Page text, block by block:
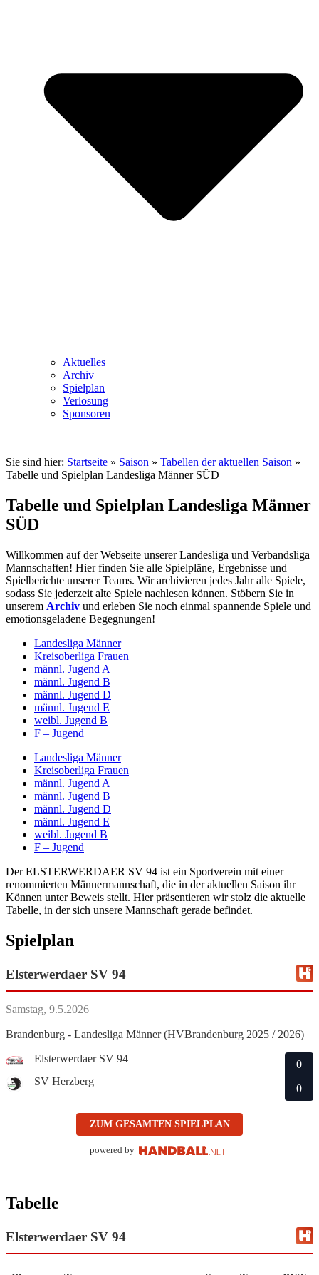
Aktuelles
Archiv
Spielplan
Verlosung
Sponsoren
Sie sind hier: Startseite » Saison » Tabellen der aktuellen Saison »
Tabelle und Spielplan Landesliga Männer SÜD
Tabelle und Spielplan Landesliga Männer
SÜD
Willkommen auf der Webseite unserer Landesliga und Verbandsliga
Mannschaften! Hier finden Sie alle Spielpläne, Ergebnisse und
Spielberichte unserer Teams. Wir archivieren jedes Jahr alle Spiele,
sodass Sie jederzeit alte Spiele nachlesen können. Stöbern Sie in
unserem Archiv und erleben Sie noch einmal spannende Spiele und
emotionsgeladene Begegnungen!
Landesliga Männer
Kreisoberliga Frauen
männl. Jugend A
männl. Jugend B
männl. Jugend D
männl. Jugend E
weibl. Jugend B
F – Jugend
Landesliga Männer
Kreisoberliga Frauen
männl. Jugend A
männl. Jugend B
männl. Jugend D
männl. Jugend E
weibl. Jugend B
F – Jugend
Der ELSTERWERDAER SV 94 ist ein Sportverein mit einer
renommierten Männermannschaft, die in der aktuellen Saison ihr
Können unter Beweis stellt. Hier präsentieren wir stolz die aktuelle
Tabelle, in der sich unsere Mannschaft gerade befindet.
Spielplan
Elsterwerdaer SV 94
Samstag, 9.5.2026
Brandenburg - Landesliga Männer (HVBrandenburg 2025 / 2026)
Elsterwerdaer SV 94
SV Herzberg
0
0
ZUM GESAMTEN SPIELPLAN
powered by
Tabelle
Elsterwerdaer SV 94